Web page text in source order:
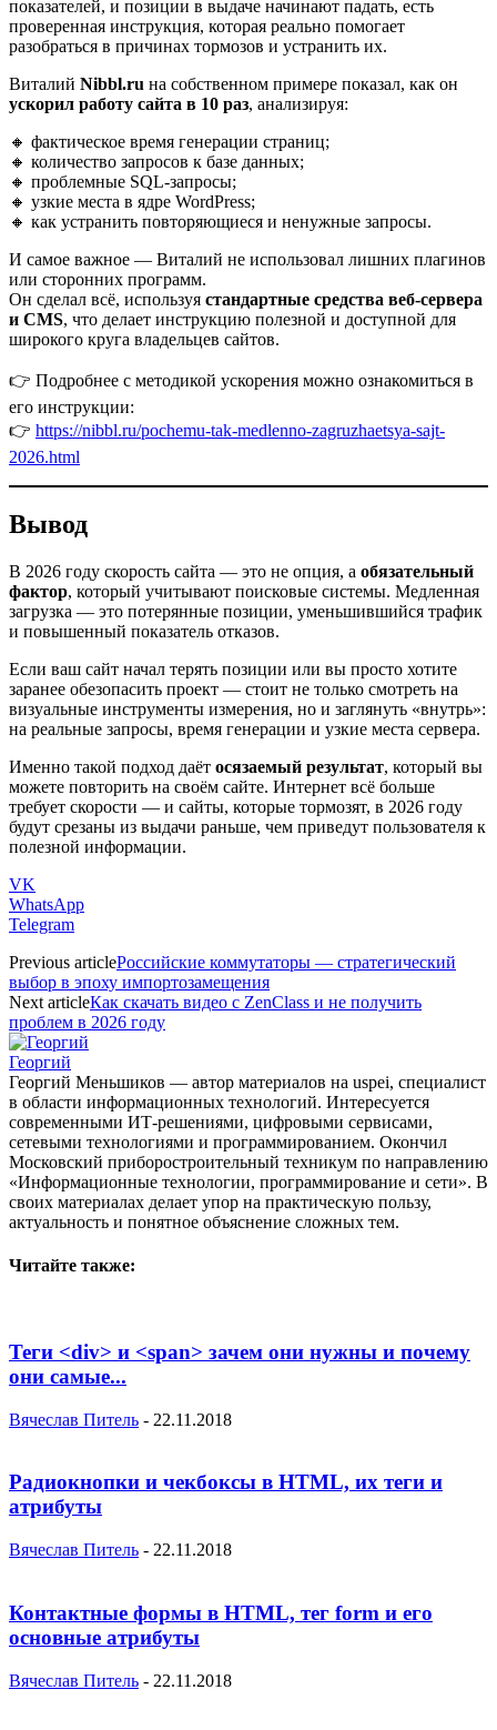
показателей, и позиции в выдаче начинают падать, есть
проверенная инструкция, которая реально помогает
разобраться в причинах тормозов и устранить их.
Виталий Nibbl.ru на собственном примере показал, как он
ускорил работу сайта в 10 раз, анализируя:
🔸 фактическое время генерации страниц;
🔸 количество запросов к базе данных;
🔸 проблемные SQL-запросы;
🔸 узкие места в ядре WordPress;
🔸 как устранить повторяющиеся и ненужные запросы.
И самое важное — Виталий не использовал лишних плагинов
или сторонних программ.
Он сделал всё, используя стандартные средства веб-сервера
и CMS, что делает инструкцию полезной и доступной для
широкого круга владельцев сайтов.
👉 Подробнее с методикой ускорения можно ознакомиться в
его инструкции:
👉 https://nibbl.ru/pochemu-tak-medlenno-zagruzhaetsya-sajt-
2026.html
Вывод
В 2026 году скорость сайта — это не опция, а обязательный
фактор, который учитывают поисковые системы. Медленная
загрузка — это потерянные позиции, уменьшившийся трафик
и повышенный показатель отказов.
Если ваш сайт начал терять позиции или вы просто хотите
заранее обезопасить проект — стоит не только смотреть на
визуальные инструменты измерения, но и заглянуть «внутрь»:
на реальные запросы, время генерации и узкие места сервера.
Именно такой подход даёт осязаемый результат, который вы
можете повторить на своём сайте. Интернет всё больше
требует скорости — и сайты, которые тормозят, в 2026 году
будут срезаны из выдачи раньше, чем приведут пользователя к
полезной информации.
VK
WhatsApp
Telegram
Previous articleРоссийские коммутаторы — стратегический
выбор в эпоху импортозамещения
Next articleКак скачать видео с ZenClass и не получить
проблем в 2026 году
Георгий
Георгий Меньшиков — автор материалов на uspei, специалист
в области информационных технологий. Интересуется
современными ИТ-решениями, цифровыми сервисами,
сетевыми технологиями и программированием. Окончил
Московский приборостроительный техникум по направлению
«Информационные технологии, программирование и сети». В
своих материалах делает упор на практическую пользу,
актуальность и понятное объяснение сложных тем.
Читайте также:
Теги <div> и <span> зачем они нужны и почему
они самые...
Вячеслав Питель - 22.11.2018
Радиокнопки и чекбоксы в HTML, их теги и
атрибуты
Вячеслав Питель - 22.11.2018
Контактные формы в HTML, тег form и его
основные атрибуты
Вячеслав Питель - 22.11.2018